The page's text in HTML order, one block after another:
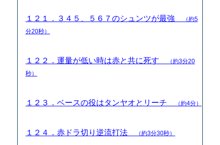
１２１．３４５、５６７のシュンツが最強
（約5
分20秒）
１２２．運量が低い時は赤と共に死す
（約3分20
秒）
１２３．ベースの役はタンヤオとリーチ （約4分）
１２４．赤ドラ切り逆流打法 （約3分30秒）